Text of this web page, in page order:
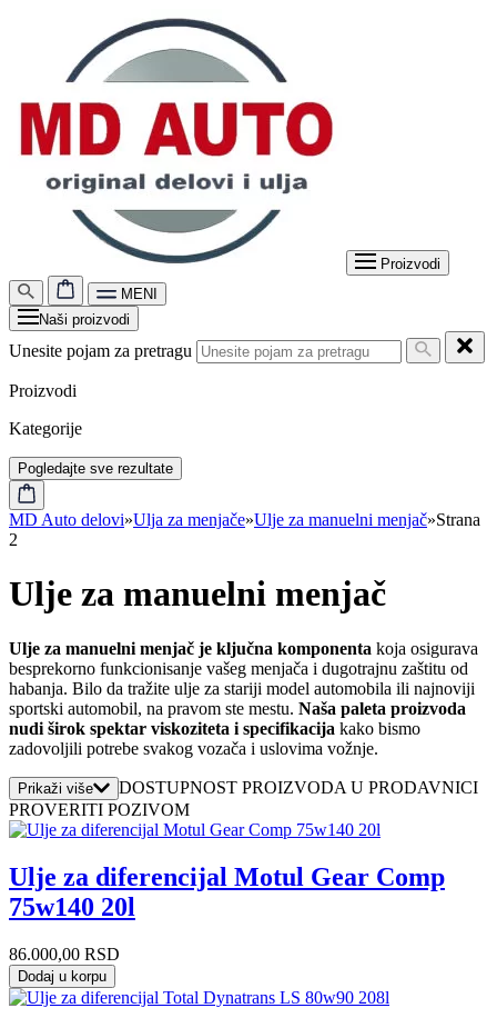
Proizvodi
MENI
Naši proizvodi
Unesite pojam za pretragu
Proizvodi
Kategorije
Pogledajte sve rezultate
MD Auto delovi»Ulja za menjače»Ulje za manuelni menjač»Strana
2
Ulje za manuelni menjač
Ulje za manuelni menjač je ključna komponenta koja osigurava
besprekorno funkcionisanje vašeg menjača i dugotrajnu zaštitu od
habanja. Bilo da tražite ulje za stariji model automobila ili najnoviji
sportski automobil, na pravom ste mestu. Naša paleta proizvoda
nudi širok spektar viskoziteta i specifikacija kako bismo
zadovoljili potrebe svakog vozača i uslovima vožnje.
Prikaži više
DOSTUPNOST PROIZVODA U PRODAVNICI
PROVERITI POZIVOM
Ulje za diferencijal Motul Gear Comp
75w140 20l
86.000,00 RSD
Dodaj u korpu